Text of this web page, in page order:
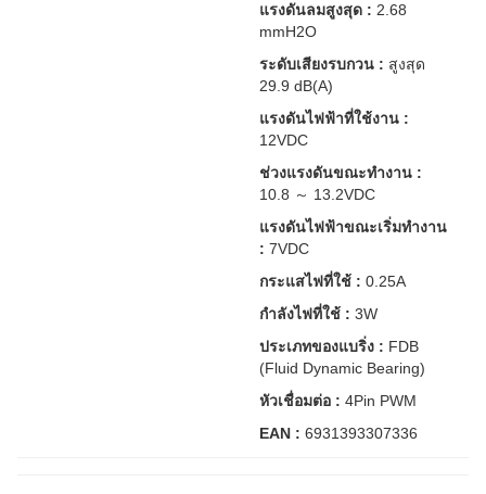
แรงดันลมสูงสุด : 2.68
mmH2O
ระดับเสียงรบกวน : สูงสุด
29.9 dB(A)
แรงดันไฟฟ้าที่ใช้งาน :
12VDC
ช่วงแรงดันขณะทำงาน :
10.8 ～ 13.2VDC
แรงดันไฟฟ้าขณะเริ่มทำงาน
: 7VDC
กระแสไฟที่ใช้ : 0.25A
กำลังไฟที่ใช้ : 3W
ประเภทของแบริ่ง : FDB
(Fluid Dynamic Bearing)
หัวเชื่อมต่อ : 4Pin PWM
EAN : 6931393307336